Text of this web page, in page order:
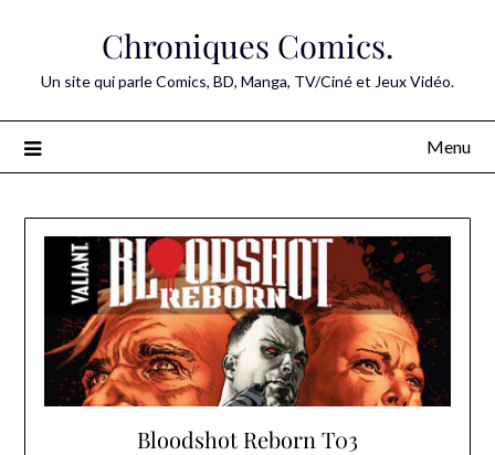
Chroniques Comics.
Un site qui parle Comics, BD, Manga, TV/Ciné et Jeux Vidéo.
Menu
Bloodshot Reborn T03